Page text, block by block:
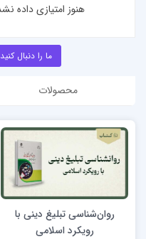
هنوز امتیازی داده
ما را دنبال کنید
محصولات
روان‌شناسی تبلیغ دینی با
رویکرد اسلامی